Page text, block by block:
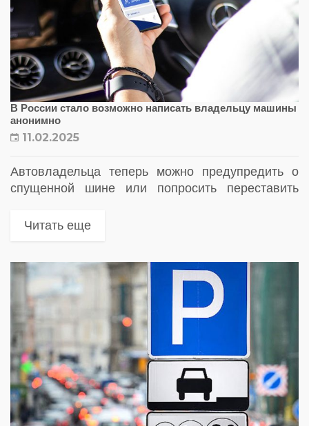
В России стало возможно написать владельцу машины
анонимно
11.02.2025
Автовладельца теперь можно предупредить о
спущенной шине или попросить переставить
работает
Читать еще